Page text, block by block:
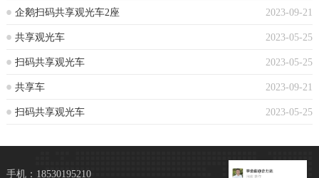
2023-09-21
企鹅扫码共享观光车2座
2023-05-25
共享观光车
2023-05-25
扫码共享观光车
2023-09-21
共享车
2023-05-25
扫码共享观光车
手机：18530195210